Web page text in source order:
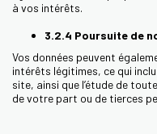
à vos intérêts.
3.2.4 Poursuite de
Vos données peuvent
intérêts légitimes, ce qui
site, ainsi que l’étude de
de votre part ou de tierces